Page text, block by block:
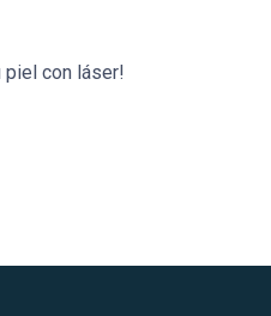
piel con láser!